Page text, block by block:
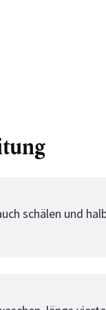
schälen und